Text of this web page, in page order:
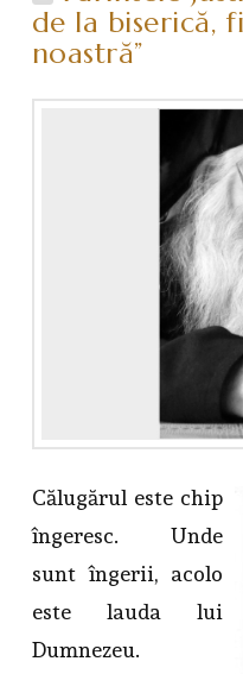
de la biserică,
noastră”
Călugărul este chip
îngeresc. Unde
sunt îngerii, acolo
este lauda lui
Dumnezeu.